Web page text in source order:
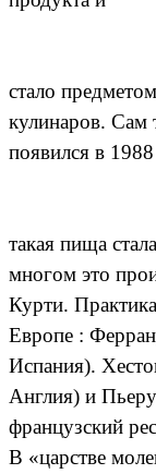
стало
кулинаров. Сам
появился в
такая пища
многом это
Курти.
Европе :
Испания).
Англия) и
французский
В «царстве